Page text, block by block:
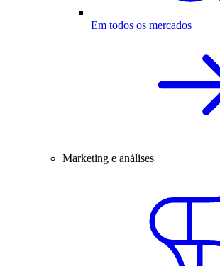
Em todos os mercados
Marketing e análises